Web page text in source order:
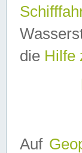
die Hilfe
Auf